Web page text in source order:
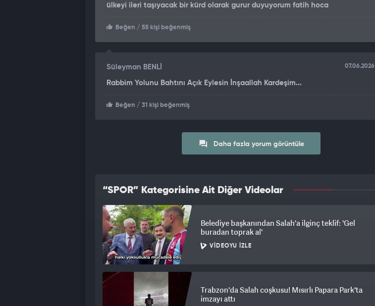
ülkeyi ileri taşıyacak bir kürd olarak gurur duyuyorum fatih hoca
Beğen / 55 kişi beğenmiş
Süleyman BENLİ 07.06.2026
Rabbim Yolunu Bahtını Açık Eylesin İnşaallah Kardeşim...
Beğen / 31 kişi beğenmiş
Daha fazla yorum görüntüle
“SPOR” Kategorisine Ait Diğer Videolar
Belediye başkanından Salah'a ilginç teklif: 'Gel
buradan toprak al'
VIDEOYU İZLE
Trabzon'da Salah coşkusu! Mısırlı Papara Park'ta
imzayı attı